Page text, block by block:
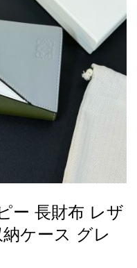
ー 長財布 レザ
ケース グレ